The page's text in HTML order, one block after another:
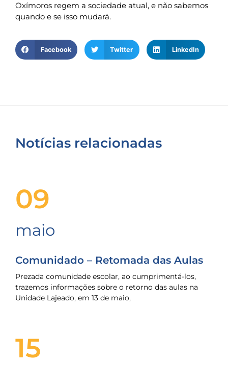
Oxímoros regem a sociedade atual, e não sabemos
quando e se isso mudará.
Facebook Twitter LinkedIn
Notícias relacionadas
09
maio
Comunidado – Retomada das Aulas
Prezada comunidade escolar, ao cumprimentá-los,
trazemos informações sobre o retorno das aulas na
Unidade Lajeado, em 13 de maio,
15